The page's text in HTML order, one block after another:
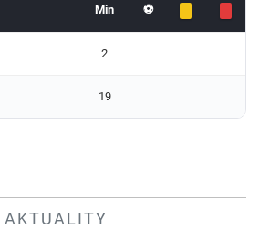
Min ⚽
2
19
AKTUALITY